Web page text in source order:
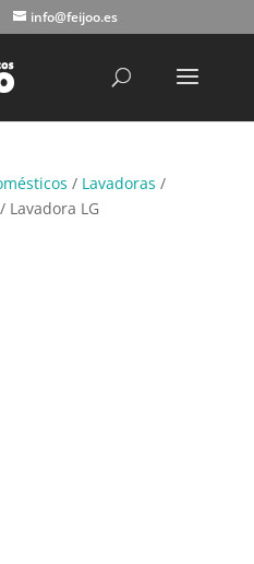
info@feijoo.es
/ Lavadoras /
/ Lavadora LG